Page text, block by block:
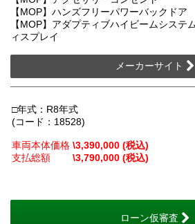
【MOP】ハンズフリーパワーバックドア
【MOP】アダプティブハイビームシステ
ィスプレイ
メーカーサイト
□年式：R8年式
(コード：18528)
車両本体価格 \3,390,000 (税込)
支払総額 \3,790,000 (税込)
ローン仮審査